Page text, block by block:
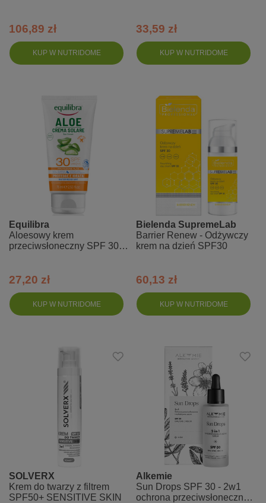
KUP W NUTRIDOME
106,89 zł
KUP W NUTRIDOME
33,59 zł
KUP W NUTRIDOME
Equilibra
Aloesowy krem
przeciwsłoneczny SPF 30
27,20 zł
KUP W NUTRIDOME
Bielenda SupremeLab
Barrier Renew - Odżywczy
krem na dzień SPF30
60,13 zł
SOLVERX
Krem do twarzy z filtrem
SPF50+ SENSITIVE SKIN
Alkemie
Sun Drops SPF 30 - 2w1
ochrona przeciwsłoneczna i